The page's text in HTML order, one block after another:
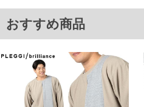
6L/64/64/150/83
単位はcm
下着(肌着)やワイシャツは商品の性質上、返
ご了承くださいませ。
※【ボトムの裾上げをご希望の場合】
裾上げ料金は500円+税となります。
備考欄に股下●cmとご記入下さい。（裾上
おすすめ商品